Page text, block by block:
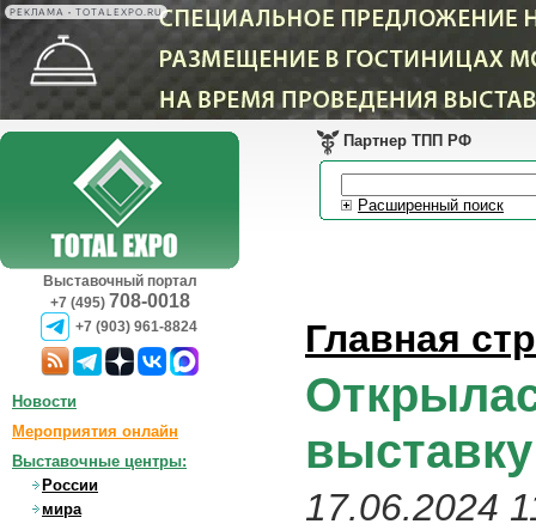
РЕКЛАМА • TOTALEXPO.RU
Выставочный портал
+7 (495) 708-0018
+7 (903) 961-8824
Партнер ТПП РФ
Расширенный поиск
Главная
17.06.2024
Новости
Мероприятия онлайн
Выставочные центры:
России
мира